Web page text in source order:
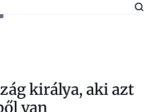
királya, aki azt
van